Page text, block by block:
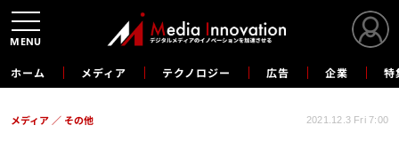
ホーム メディア テクノロジー 広告 企業 特
メディア その他 2021.12.3 Fri 7:00
MENU